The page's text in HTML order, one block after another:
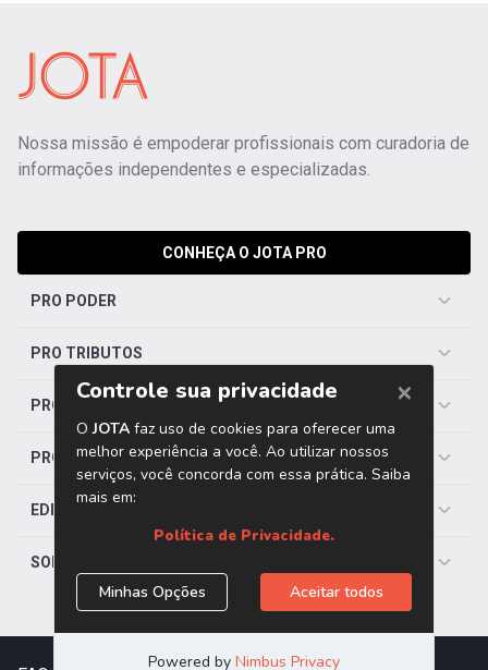
Nossa missão é empoderar profissionais com curadoria de
informações independentes e especializadas.
CONHEÇA O JOTA PRO
PRO PODER
PRO TRIBUTOS
PRO TRABALHISTA
PRO SAÚDE
EDITORIAS
SOBRE O JOTA